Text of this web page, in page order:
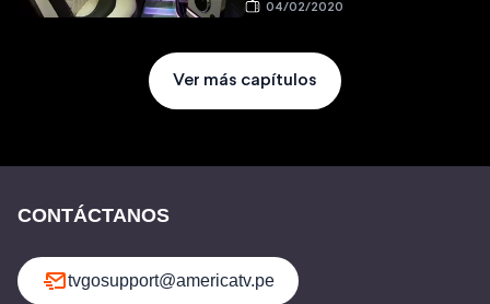
04/02/2020
Ver más capítulos
CONTÁCTANOS
tvgosupport@americatv.pe